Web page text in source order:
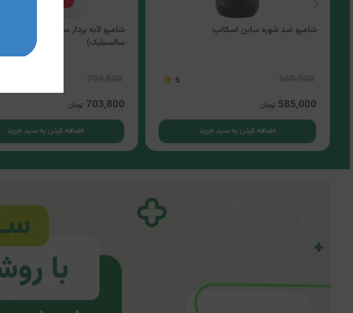
شامپو ضد شوره ساین اسکالپ
5
585,000 تومان
اضافه کردن به سبد خرید
سالسیلیک)
703,800 تومان
اضافه کردن به سبد خرید